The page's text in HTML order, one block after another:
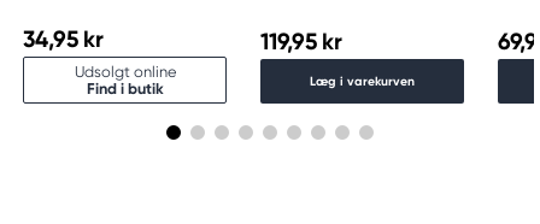
34,95 kr
Udsolgt online
Find i butik
119,95 kr
Læg i varekurven